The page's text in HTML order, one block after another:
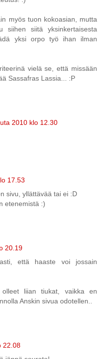
myös tuon kokoasian, mutta
siitä yksinkertaisesta
yksi orpo työ ihan ilman
vielä se, että missään
Sassafras Lassia... :P
2010 klo 12.30
17.53
sivu, yllättävää tai ei :D
etenemistä :)
20.19
että haaste voi jossain
olleet liian tiukat, vaikka en
Anskin sivua odotellen..
22.08